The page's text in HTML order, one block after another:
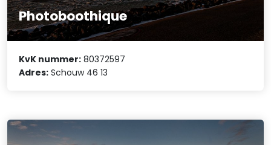
Photoboothique
KvK nummer: 80372597
Adres: Schouw 46 13